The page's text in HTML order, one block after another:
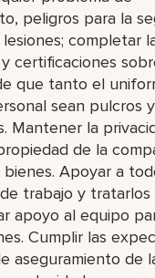
peligros para la
completar
certificaciones
que tanto el
sean pulcros y
Mantener la
de la
Apoyar a
trabajo y tratarlos
apoyo al equipo
Cumplir las
aseguramiento de